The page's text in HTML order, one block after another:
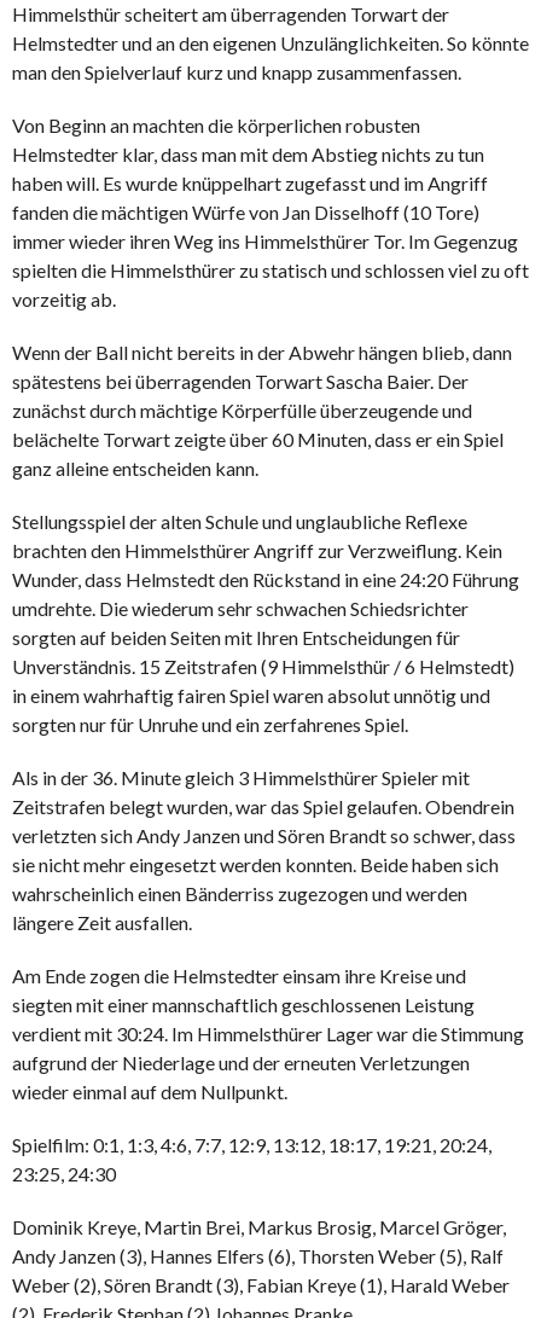
Himmelsthür scheitert am überragenden Torwart der
Helmstedter und an den eigenen Unzulänglichkeiten. So könnte
man den Spielverlauf kurz und knapp zusammenfassen.
Von Beginn an machten die körperlichen robusten
Helmstedter klar, dass man mit dem Abstieg nichts zu tun
haben will. Es wurde knüppelhart zugefasst und im Angriff
fanden die mächtigen Würfe von Jan Disselhoff (10 Tore)
immer wieder ihren Weg ins Himmelsthürer Tor. Im Gegenzug
spielten die Himmelsthürer zu statisch und schlossen viel zu oft
vorzeitig ab.
Wenn der Ball nicht bereits in der Abwehr hängen blieb, dann
spätestens bei überragenden Torwart Sascha Baier. Der
zunächst durch mächtige Körperfülle überzeugende und
belächelte Torwart zeigte über 60 Minuten, dass er ein Spiel
ganz alleine entscheiden kann.
Stellungsspiel der alten Schule und unglaubliche Reflexe
brachten den Himmelsthürer Angriff zur Verzweiflung. Kein
Wunder, dass Helmstedt den Rückstand in eine 24:20 Führung
umdrehte. Die wiederum sehr schwachen Schiedsrichter
sorgten auf beiden Seiten mit Ihren Entscheidungen für
Unverständnis. 15 Zeitstrafen (9 Himmelsthür / 6 Helmstedt)
in einem wahrhaftig fairen Spiel waren absolut unnötig und
sorgten nur für Unruhe und ein zerfahrenes Spiel.
Als in der 36. Minute gleich 3 Himmelsthürer Spieler mit
Zeitstrafen belegt wurden, war das Spiel gelaufen. Obendrein
verletzten sich Andy Janzen und Sören Brandt so schwer, dass
sie nicht mehr eingesetzt werden konnten. Beide haben sich
wahrscheinlich einen Bänderriss zugezogen und werden
längere Zeit ausfallen.
Am Ende zogen die Helmstedter einsam ihre Kreise und
siegten mit einer mannschaftlich geschlossenen Leistung
verdient mit 30:24. Im Himmelsthürer Lager war die Stimmung
aufgrund der Niederlage und der erneuten Verletzungen
wieder einmal auf dem Nullpunkt.
Spielfilm: 0:1, 1:3, 4:6, 7:7, 12:9, 13:12, 18:17, 19:21, 20:24,
23:25, 24:30
Dominik Kreye, Martin Brei, Markus Brosig, Marcel Gröger,
Andy Janzen (3), Hannes Elfers (6), Thorsten Weber (5), Ralf
Weber (2), Sören Brandt (3), Fabian Kreye (1), Harald Weber
(2), Frederik Stephan (2) Johannes Pranke